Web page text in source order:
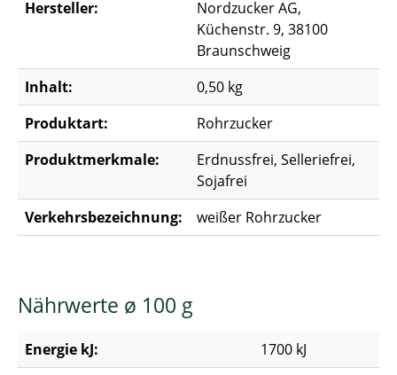
Hersteller:
Nordzucker AG,
Küchenstr. 9, 38100
Braunschweig
Inhalt:
0,50 kg
Produktart:
Rohrzucker
Produktmerkmale:
Erdnussfrei, Selleriefrei,
Sojafrei
Verkehrsbezeichnung:
weißer Rohrzucker
Nährwerte ø 100 g
Energie kJ:
1700 kJ